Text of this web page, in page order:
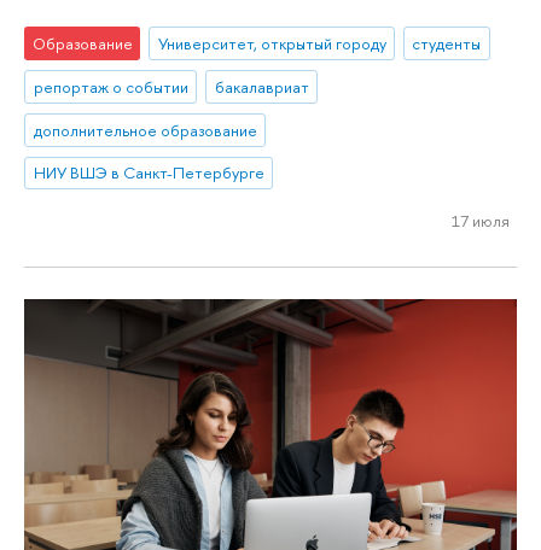
Образование Университет, открытый городу
студенты
репортаж о событии
бакалавриат
дополнительное образование
НИУ ВШЭ в Санкт-Петербурге
17 июля